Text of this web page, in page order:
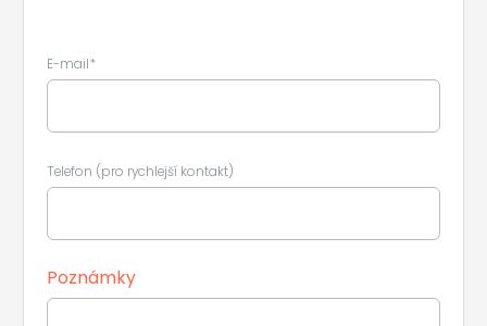
E-mail*
Telefon (pro rychlejší kontakt)
Poznámky